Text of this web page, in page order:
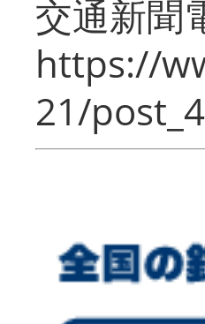
交通新聞
https://
21/